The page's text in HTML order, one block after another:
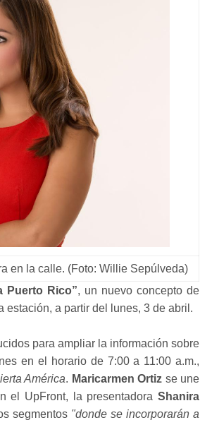
en la calle. (Foto: Willie Sepúlveda)
Puerto Rico”, un nuevo concepto de
a partir del lunes, 3 de abril.
para ampliar la información sobre
en el horario de 7:00 a 11:00 a.m.,
América. Maricarmen Ortiz se une
el UpFront, la presentadora Shanira
segmentos "donde se incorporarán a